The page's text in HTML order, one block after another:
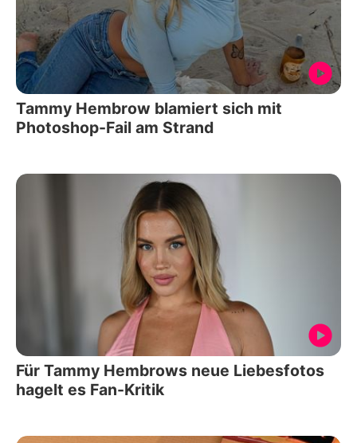
Tammy Hembrow blamiert sich mit
Photoshop-Fail am Strand
Für Tammy Hembrows neue Liebesfotos
hagelt es Fan-Kritik